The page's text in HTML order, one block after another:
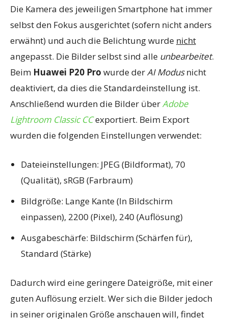
Die Kamera des jeweiligen Smartphone hat immer
selbst den Fokus ausgerichtet (sofern nicht anders
erwähnt) und auch die Belichtung wurde nicht
angepasst. Die Bilder selbst sind alle unbearbeitet.
Beim Huawei P20 Pro wurde derAI Modusnicht
deaktiviert, da dies die Standardeinstellung ist.
Anschließend wurden die Bilder überAdobe
Lightroom Classic CCexportiert. Beim Export
wurden die folgenden Einstellungen verwendet:
Dateieinstellungen: JPEG (Bildformat), 70
(Qualität), sRGB (Farbraum)
Bildgröße: Lange Kante (In Bildschirm
einpassen), 2200 (Pixel), 240 (Auflösung)
Ausgabeschärfe: Bildschirm (Schärfen für),
Standard (Stärke)
Dadurch wird eine geringere Dateigröße, mit einer
guten Auflösung erzielt. Wer sich die Bilder jedoch
in seiner originalen Größe anschauen will, findet